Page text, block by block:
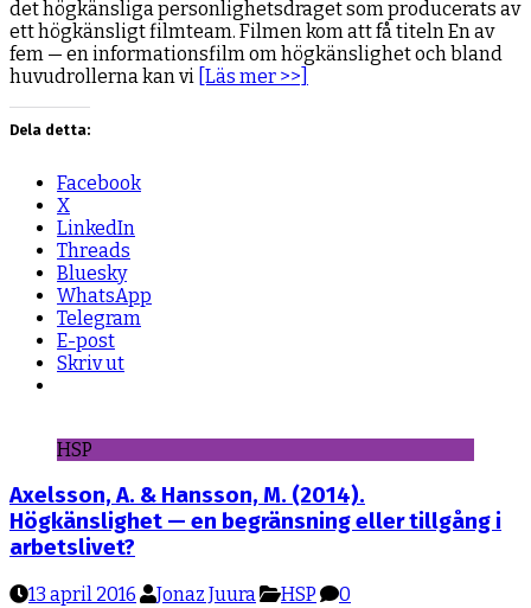
det högkänsliga personlighetsdraget som producerats av
ett högkänsligt filmteam. Filmen kom att få titeln En av
fem — en informationsfilm om högkänslighet och bland
huvudrollerna kan vi [Läs mer >>]
Dela detta:
Facebook
X
LinkedIn
Threads
Bluesky
WhatsApp
Telegram
E-post
Skriv ut
HSP
Axelsson, A. & Hansson, M. (2014).
Högkänslighet — en begränsning eller tillgång i
arbetslivet?
13 april 2016 Jonaz Juura HSP
0